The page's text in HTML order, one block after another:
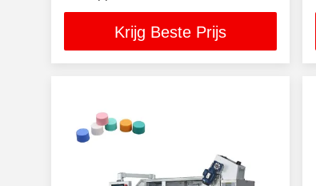
Krijg Beste Prijs